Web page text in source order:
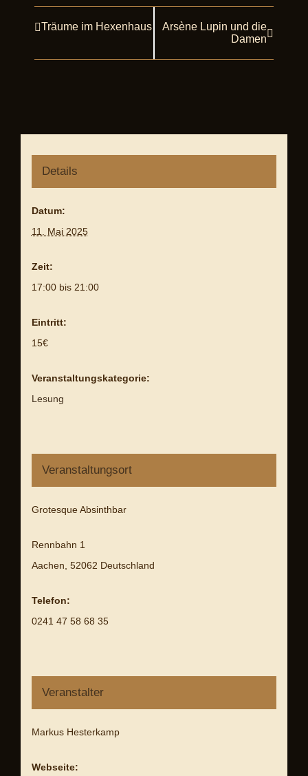
Veranstaltung
Träume im Hexenhaus
Arsène Lupin und die
Damen
Details
Datum:
11. Mai 2025
Zeit:
17:00 bis 21:00
Eintritt:
15€
Veranstaltungskategorie:
Lesung
Veranstaltungsort
Grotesque Absinthbar
Rennbahn 1
Aachen 52062 Deutschland
Telefon:
0241 47 58 68 35
Veranstalter
Markus Hesterkamp
Webseite: